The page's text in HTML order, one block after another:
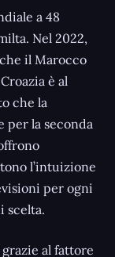
a 48
Nel 2022,
il Marocco
è al
che la
per la seconda
l’intuizione
per ogni
scelta.
al fattore